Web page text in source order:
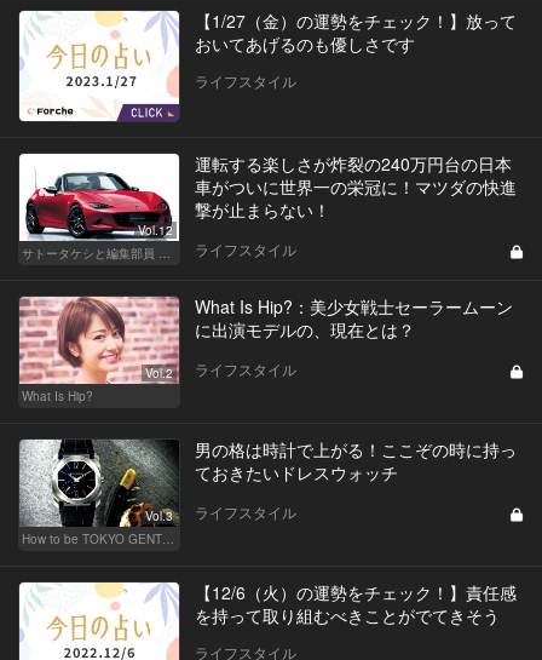
【1/27（金）の運勢をチェック！】放って
おいてあげるのも優しさです
ライフスタイル
Vol.12
サトータケシと編集部員 船山の"CAR GENTSへの道"
運転する楽しさが炸裂の240万円台の日本
車がついに世界一の栄冠に！マツダの快進
撃が止まらない！
ライフスタイル
Vol.2
What Is Hip?
What Is Hip?：美少女戦士セーラームーン
に出演モデルの、現在とは？
ライフスタイル
Vol.3
How to be TOKYO GENTS 東京人よ、紳士たれ！
男の格は時計で上がる！ここぞの時に持っ
ておきたいドレスウォッチ
ライフスタイル
【12/6（火）の運勢をチェック！】責任感
を持って取り組むべきことがでてきそう
ライフスタイル